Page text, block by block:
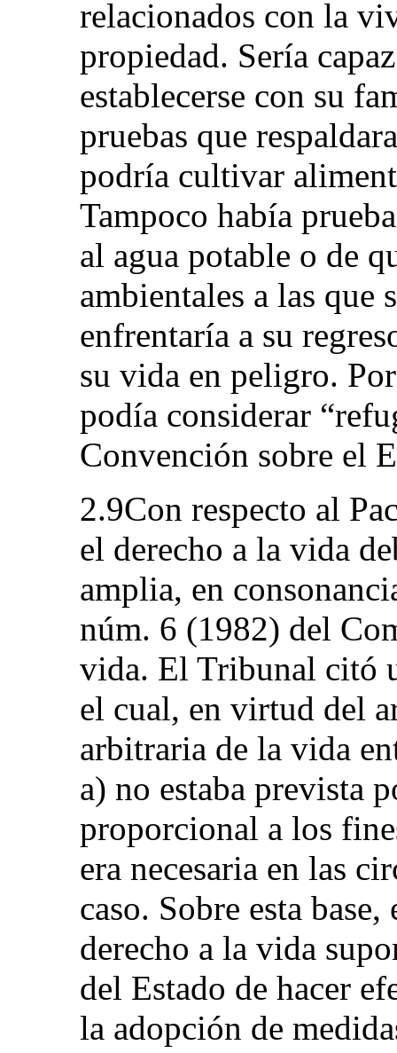
relacionados con la
propiedad. Sería
establecerse con su
pruebas que
podría cultivar
Tampoco había
al agua potable o de
ambientales a las que
enfrentaría a su
su vida en peligro.
podía considerar
Convención sobre el
2.9Con respecto al
el derecho a la vida
amplia, en
núm. 6 (1982) del
vida. El Tribunal citó
el cual, en virtud del
arbitraria de la vida
a) no estaba prevista
proporcional a los
era necesaria en las
caso. Sobre esta
derecho a la vida
del Estado de hacer
la adopción de